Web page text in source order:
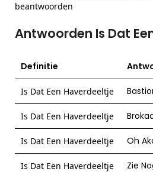
beantwoorden
Antwoorden Is Dat
Definitie
Is Dat Een Haverdeeltje
Is Dat Een Haverdeeltje
Is Dat Een Haverdeeltje Oh
Is Dat Een Haverdeeltje Zie